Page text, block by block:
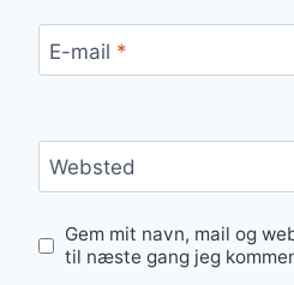
E-mail *
Websted
Gem mit navn, mail og
til næste gang jeg